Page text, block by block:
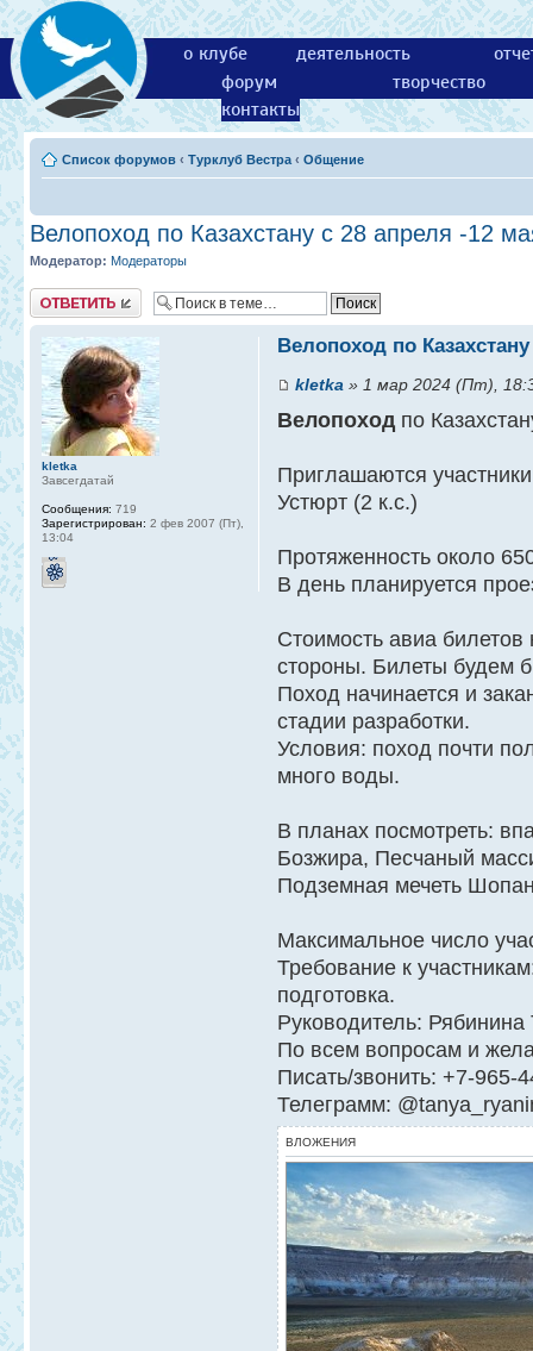
о клубе деятельность
форум
творчество
контакты
Список форумов ‹ Турклуб Вестра ‹ Общение
Велопоход по Казахстану с 28 апреля -12
Модератор: Модераторы
Ответить
Велопоход по
kletka » 1 мар 2024 (Пт),
Велопоход по
Приглашаются
Устюрт (2 к.с.)
Протяженность около
В день планируется
Стоимость авиа
стороны. Билеты будем
Поход начинается и
стадии разработки.
Условия: поход почти
много воды.
В планах посмотреть:
Бозжира, Песчаный
Подземная мечеть
Максимальное число
Требование к
подготовка.
Руководитель: Рябинина
По всем вопросам и
Писать/звонить: +7-965-
Телеграмм:
ВЛОЖЕНИЯ
kletka
Завсегдатай
Сообщения: 719
Зарегистрирован: 2 фев 2007 (Пт),
13:04